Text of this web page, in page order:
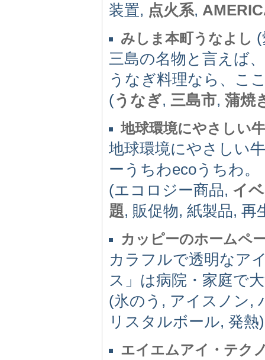
装置, 点火系,
みしま本町うなよし
三島の名物と言えば
うなぎ料理なら、こ
(うなぎ, 三島市, 蒲焼
地球環境にやさしい
地球環境にやさしい
ーうちわecoうちわ。
(エコロジー商品, イ
題, 販促物, 紙製品, 再
カッピーのホームペ
カラフルで透明なア
ス」は病院・家庭で
(氷のう, アイスノン,
リスタルボール, 発熱)
エイエムアイ・テク